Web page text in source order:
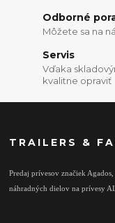
Odborné
Môžete sa na
Servis
Vďaka
kvalitne opraviť
TRAILERS &
Predaj prívesov značiek
náhradných dielov na prívesy